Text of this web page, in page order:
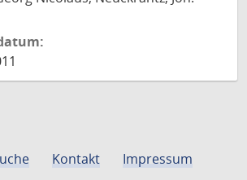
Kontakt
Impressum